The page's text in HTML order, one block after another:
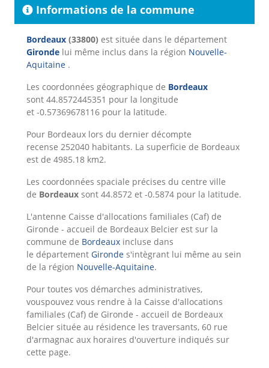
Informations de la commune
Bordeaux (33800) est située dans le département
Gironde lui même inclus dans la région Nouvelle-
Aquitaine .
Les coordonnées géographique de Bordeaux
sont 44.8572445351 pour la longitude
et -0.57369678116 pour la latitude.
Pour Bordeaux lors du dernier décompte
recense 252040 habitants. La superficie de Bordeaux
est de 4985.18 km2.
Les coordonnées spaciale précises du centre ville
de Bordeaux sont 44.8572 et -0.5874 pour la latitude.
L'antenne Caisse d'allocations familiales (Caf) de
Gironde - accueil de Bordeaux Belcier est sur la
commune de Bordeaux incluse dans
le département Gironde s'intègrant lui même au sein
de la région Nouvelle-Aquitaine.
Pour toutes vos démarches administratives,
vouspouvez vous rendre à la Caisse d'allocations
familiales (Caf) de Gironde - accueil de Bordeaux
Belcier située au résidence les traversants, 60 rue
d'armagnac aux horaires d'ouverture indiqués sur
cette page.